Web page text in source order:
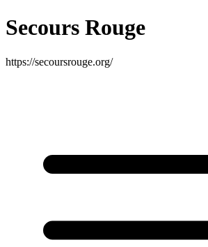
Secours Rouge
https://secoursrouge.org/